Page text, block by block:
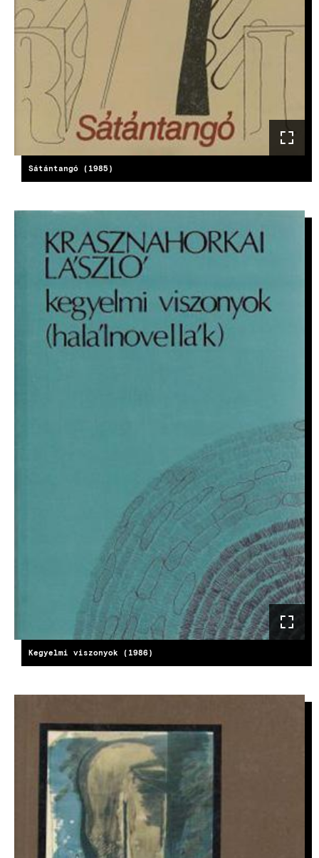
Sátántangó (1985)
Kegyelmi viszonyok (1986)
KÉP
KÉP